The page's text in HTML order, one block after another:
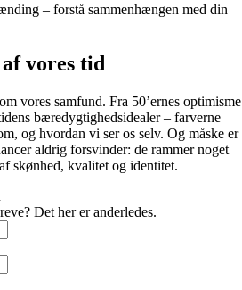
– forstå sammenhængen med din
vores tid
vores samfund. Fra 50’ernes optimisme
bæredygtighedsidealer – farverne
og hvordan vi ser os selv. Og måske er
aldrig forsvinder: de rammer noget
skønhed, kvalitet og identitet.
Det her er anderledes.